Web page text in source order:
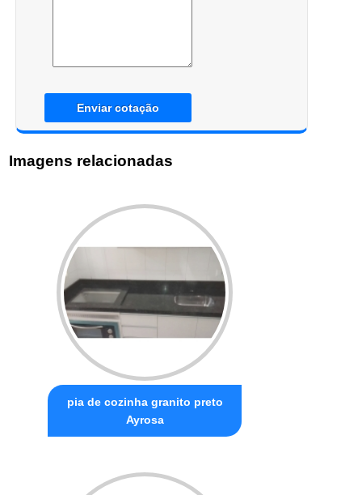
Enviar cotação
Imagens relacionadas
pia de cozinha granito preto
Ayrosa